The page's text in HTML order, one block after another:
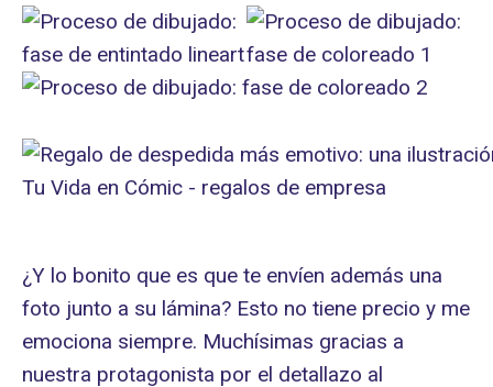
¿Y lo bonito que es que te envíen además una
foto junto a su lámina? Esto no tiene precio y me
emociona siempre. Muchísimas gracias a
nuestra protagonista por el detallazo al